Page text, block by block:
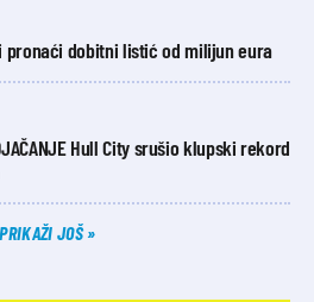
pronaći dobitni listić od milijun eura
Hull City srušio klupski rekord
PRIKAŽI JOŠ